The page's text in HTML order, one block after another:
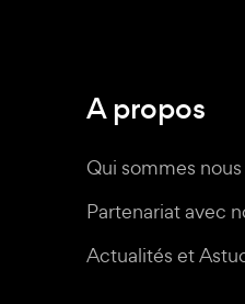
A propos
Qui sommes nous
Partenariat avec
Actualités et